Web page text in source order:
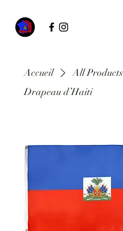
Accueil
All Products
Drapeau d’Haiti